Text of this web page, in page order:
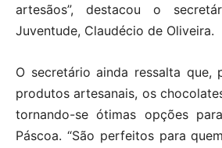
artesãos”, destacou o
Juventude, Claudécio de Oliveira.
O secretário ainda ressalta que,
produtos artesanais, os
tornando-se ótimas opções
Páscoa. “São perfeitos para